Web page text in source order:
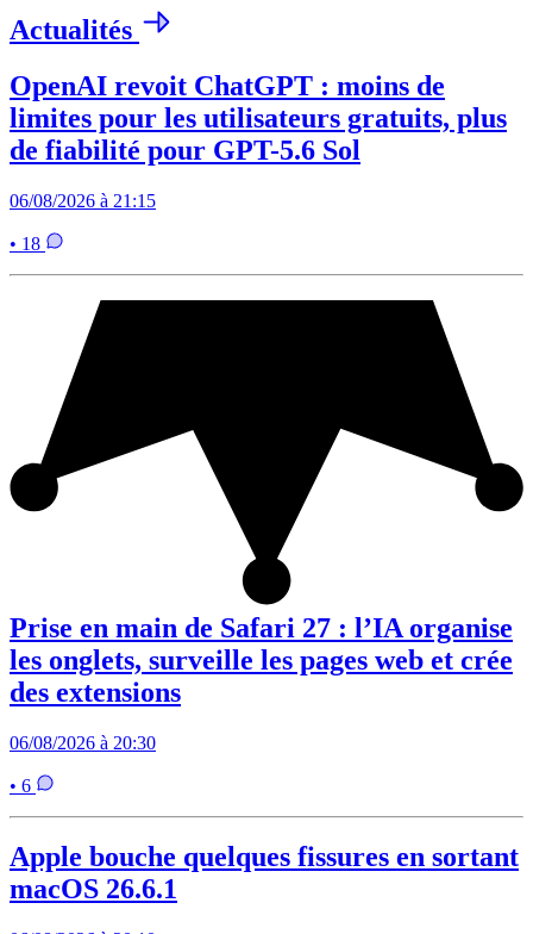
Actualités
OpenAI revoit ChatGPT : moins de
limites pour les utilisateurs gratuits, plus
de fiabilité pour GPT-5.6 Sol
06/08/2026 à 21:15
• 18
Prise en main de Safari 27 : l’IA organise
les onglets, surveille les pages web et crée
des extensions
06/08/2026 à 20:30
• 6
Apple bouche quelques fissures en sortant
macOS 26.6.1